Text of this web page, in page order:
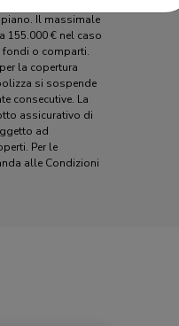
fisiche e sarà
Il massimale
155.000 € nel caso
o comparti.
la copertura
si sospende
consecutive. La
assicurativo di
ad
Per le
alle Condizioni